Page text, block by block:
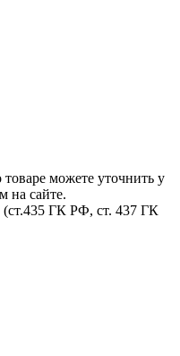
можете уточнить у
на сайте.
ГК РФ, cт. 437 ГК